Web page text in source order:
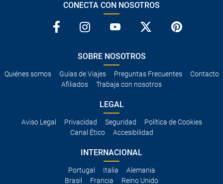
CONECTA CON NOSOTROS
SOBRE NOSOTROS
Quiénes somos Guías de Viajes Preguntas Frecuentes
Contacto
Afiliados
Trabaja con nosotros
LEGAL
Aviso Legal Privacidad Seguridad
Política de Cookies
Canal Ético
Accesibilidad
INTERNACIONAL
Portugal Italia
Alemania
Brasil
Francia Reino Unido